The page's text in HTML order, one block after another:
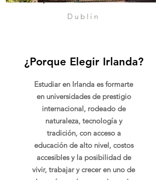
Dublín
¿Porque Elegir Irlanda?
Estudiar en Irlanda es formarte
en universidades de prestigio
internacional, rodeado de
naturaleza, tecnología y
tradición, con acceso a
educación de alto nivel, costos
accesibles y la posibilidad de
vivir, trabajar y crecer en uno de